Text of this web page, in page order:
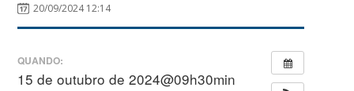
20/09/2024 12:14
QUANDO:
15 de outubro de 2024@09h30min